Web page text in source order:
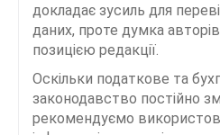
докладає зусиль для
даних, проте думка
позицією редакції.
Оскільки податкове та
законодавство постійно
рекомендуємо